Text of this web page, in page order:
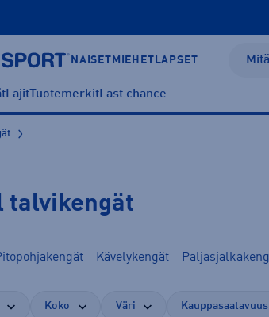
NAISET MIEHET LAPSET
LajitTuotemerkitLast chance
talvikengät
Kävelykengät
Koko Väri Kauppasaatavuus